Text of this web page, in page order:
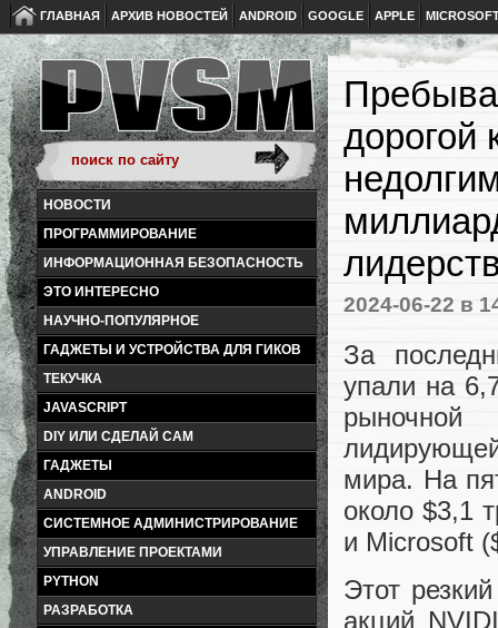
ГЛАВНАЯ АРХИВ НОВОСТЕЙ ANDROID GOOGLE APPLE
НОВОСТИ
ПРОГРАММИРОВАНИЕ
ИНФОРМАЦИОННАЯ БЕЗОПАСНОСТЬ
ЭТО ИНТЕРЕСНО
НАУЧНО-ПОПУЛЯРНОЕ
ГАДЖЕТЫ И УСТРОЙСТВА ДЛЯ ГИКОВ
ТЕКУЧКА
JAVASCRIPT
DIY ИЛИ СДЕЛАЙ САМ
ГАДЖЕТЫ
ANDROID
СИСТЕМНОЕ АДМИНИСТРИРОВАНИЕ
УПРАВЛЕНИЕ ПРОЕКТАМИ
PYTHON
РАЗРАБОТКА
дорогой
2024-06-22 в
За
упали на
мира. На
около $3,1
и Microsoft
Этот
акций